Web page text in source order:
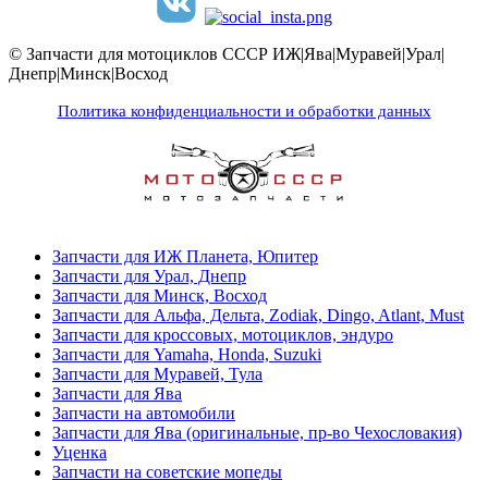
© Запчасти для мотоциклов СССР ИЖ|Ява|Муравей|Урал|
Днепр|Минск|Восход
Политика конфиденциальности и обработки данных
Запчасти для ИЖ Планета, Юпитер
Запчасти для Урал, Днепр
Запчасти для Минск, Восход
Запчасти для Альфа, Дельта, Zodiak, Dingo, Atlant, Must
Запчасти для кроссовых, мотоциклов, эндуро
Запчасти для Yamaha, Honda, Suzuki
Запчасти для Муравей, Тула
Запчасти для Ява
Запчасти на автомобили
Запчасти для Ява (оригинальные, пр-во Чехословакия)
Уценка
Запчасти на советские мопеды